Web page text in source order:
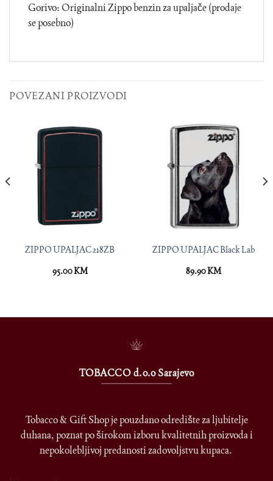
Gorivo: Originalni Zippo benzin za upaljače (prodaje
se posebno)
POVEZANI PROIZVODI
ZIPPO UPALJAC 218ZB
95.00KM
ZIPPO UPALJAC Black Lab
89.90KM
TOBACCO d.o.o Sarajevo
Tobacco & Gift Shop je pouzdano odredište za ljubitelje
duhana, poznat po širokom izboru kvalitetnih proizvoda i
nepokolebljivoj predanosti zadovoljstvu kupaca.